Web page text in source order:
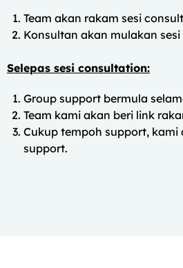
Team akan rakam sesi
Konsultan akan mulakan
Selepas sesi consultation:
Group support bermula
Team kami akan beri link
Cukup tempoh support, kami
support.